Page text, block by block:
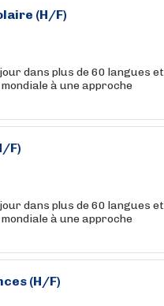
(H/F)
dans plus de 60 langues et
à une approche
F)
dans plus de 60 langues et
à une approche
(H/F)